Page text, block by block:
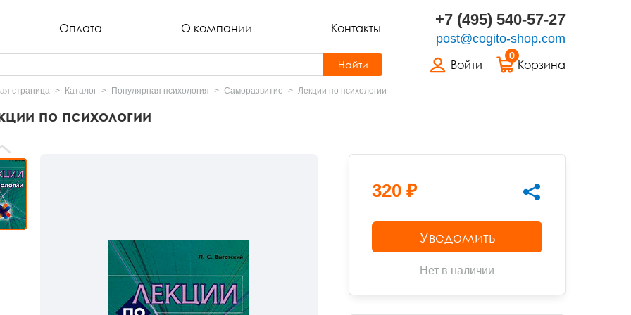
Оплата О компании Контакты +7 (495) 540-57-27
post@cogito-shop.com
Войти
0
Корзина
Найти
страница Каталог Популярная психология Саморазвитие Лекции по психологии
по психологии
320 ₽
Уведомить
Нет в наличии